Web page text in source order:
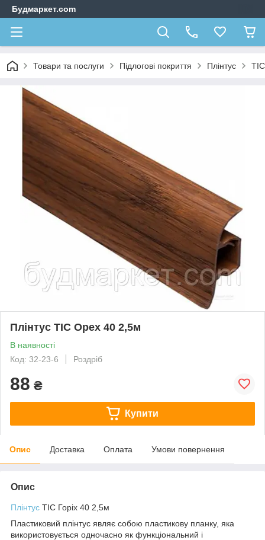
Будмаркет.com
Товари та послуги Підлогові покриття Плінтус ТIС
Плінтус ТIC Орех 40 2,5м
В наявності
Код: 32-23-6
Роздріб
88 ₴
Купити
Опис Доставка Оплата Умови повернення
Опис
Плінтус ТIC Горіх 40 2,5м
Пластиковий плінтус являє собою пластикову планку, яка
використовується одночасно як функціональний і